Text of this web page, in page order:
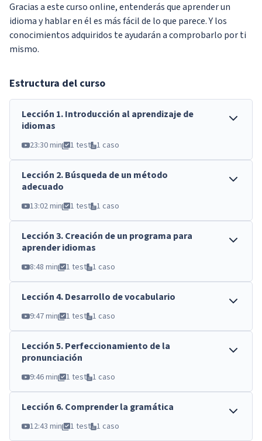
Gracias a este curso online, entenderás que aprender un
idioma y hablar en él es más fácil de lo que parece. Y los
conocimientos adquiridos te ayudarán a comprobarlo por ti
mismo.
Estructura del curso
Lección 1.Introducción al aprendizaje de
idiomas
23:30 min 1 test 1 caso
Lección 2.Búsqueda de un método
adecuado
13:02 min 1 test 1 caso
Lección3.Creación de un programa para
aprender idiomas
8:48 min 1 test 1 caso
Lección4.Desarrollo de vocabulario
9:47 min 1 test 1 caso
Lección5.Perfeccionamiento de la
pronunciación
9:46 min 1 test 1 caso
Lección 6.Comprender la gramática
12:43 min 1 test 1 caso